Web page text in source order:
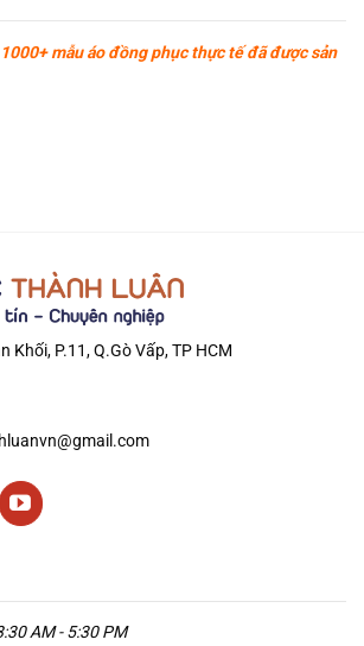
mẫu áo đồng phục thực tế đã được sản
Khối, P.11, Q.Gò Vấp, TP HCM
AM - 5:30 PM